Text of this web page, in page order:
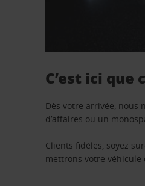
C’est ici
Dès votre arrivée, nous
d’affaires ou un
Clients fidèles, soyez
mettrons votre véhicule